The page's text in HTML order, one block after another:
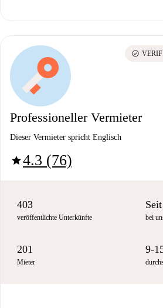
Professioneller Vermieter
Dieser Vermieter spricht Englisch
star4.3 (76)
check_circle
403
veröffentlichte Unterkünfte bei
201
Mieter
9-